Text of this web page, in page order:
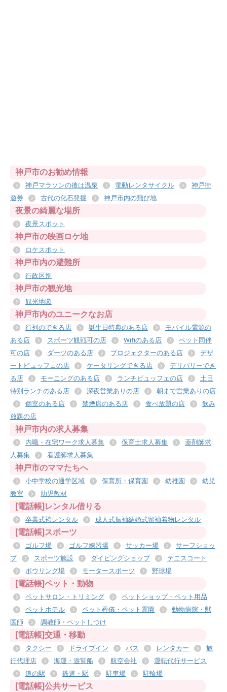
神戸市のお勧め情報
神戸マラソンの後は温泉 電動レンタサイクル
神戸街
遊券
古代の化石発掘 神戸市内の飛び地
夜景の綺麗な場所
夜景スポット
神戸市の映画ロケ地
ロケスポット
神戸市内の避難所
行政区別
神戸市の観光地
観光地図
神戸市内のユニークなお店
行列のできる店 誕生日特典のある店
モバイル電源の
ある店
スポーツ観戦可の店 Wifiのある店
ペット同伴
可の店
ダーツのある店 プロジェクターのある店
デザ
ートビュッフェの店
ケータリングできる店
デリバリーでき
る店
モーニングのある店 ランチビュッフェの店
土日
特別ランチのある店
深夜営業ありの店
朝まで営業ありの店
個室のある店
禁煙席のある店 食べ放題の店
飲み
放題の店
神戸市内の求人募集
内職・在宅ワーク求人募集 保育士求人募集
薬剤師求
人募集
看護師求人募集
神戸市のママたちへ
小中学校の通学区域 保育所・保育園 幼稚園
幼児
教室
幼児教材
[電話帳]レンタル借りる
卒業式袴レンタル 成人式振袖結婚式留袖着物レンタル
[電話帳]スポーツ
ゴルフ場 ゴルフ練習場 サッカー場
サーフショッ
プ
スポーツ施設 ダイビングショップ
テニスコート
ボウリング場
モータースポーツ 野球場
[電話帳]ペット・動物
ペットサロン・トリミング
ペットショップ・ペット用品
ペットホテル
ペット葬儀・ペット霊園
動物病院・獣
医師
調教師・ペットしつけ
[電話帳]交通・移動
タクシー ドライブイン バス レンタカー
旅
行代理店
海運・遊覧船 航空会社
運転代行サービス
道の駅
鉄道・駅 駐車場 駐輪場
[電話帳]公共サービス